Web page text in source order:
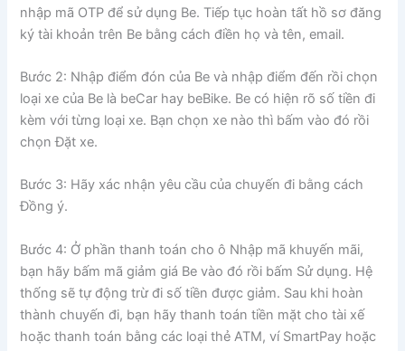
nhập mã OTP để sử dụng Be. Tiếp tục hoàn tất hồ sơ đăng
ký tài khoản trên Be bằng cách điền họ và tên, email.
Bước 2: Nhập điểm đón của Be và nhập điểm đến rồi chọn
loại xe của Be là beCar hay beBike. Be có hiện rõ số tiền đi
kèm với từng loại xe. Bạn chọn xe nào thì bấm vào đó rồi
chọn Đặt xe.
Bước 3: Hãy xác nhận yêu cầu của chuyến đi bằng cách
Đồng ý.
Bước 4: Ở phần thanh toán cho ô Nhập mã khuyến mãi,
bạn hãy bấm mã giảm giá Be vào đó rồi bấm Sử dụng. Hệ
thống sẽ tự động trừ đi số tiền được giảm. Sau khi hoàn
thành chuyến đi, bạn hãy thanh toán tiền mặt cho tài xế
hoặc thanh toán bằng các loại thẻ ATM, ví SmartPay hoặc